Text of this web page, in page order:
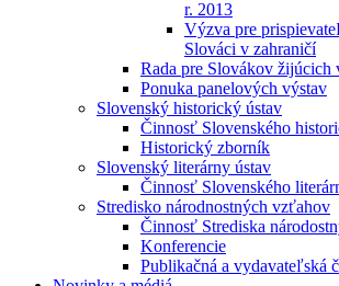
r. 2013
Výzva pre
Slováci v zahraničí
Rada pre Slovákov žijúcich
Ponuka panelových výstav
Slovenský historický ústav
Činnosť Slovenského
Historický zborník
Slovenský literárny ústav
Činnosť Slovenského
Stredisko národnostných vzťahov
Činnosť Strediska
Konferencie
Publikačná a vydavateľská